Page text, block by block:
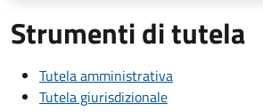
Strumenti di tutela
Tutela amministrativa
Tutela giurisdizionale